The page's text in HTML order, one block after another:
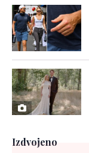
Izdvojeno